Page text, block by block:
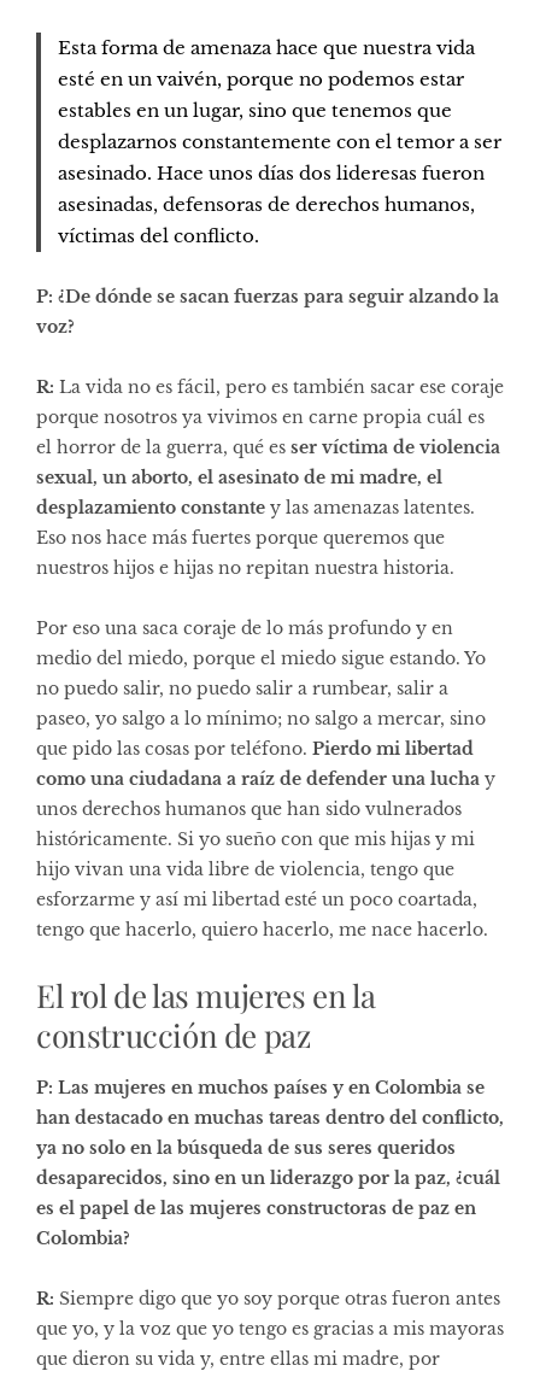
Esta forma de amenaza hace que nuestra vida
esté en un vaivén, porque no podemos estar
estables en un lugar, sino que tenemos que
desplazarnos constantemente con el temor a ser
asesinado. Hace unos días dos lideresas fueron
asesinadas, defensoras de derechos humanos,
víctimas del conflicto.
P: ¿De dónde se sacan fuerzas para seguir alzando la
voz?
R: La vida no es fácil, pero es también sacar ese coraje
porque nosotros ya vivimos en carne propia cuál es
el horror de la guerra, qué es ser víctima de violencia
sexual, un aborto, el asesinato de mi madre, el
desplazamiento constante y las amenazas latentes.
Eso nos hace más fuertes porque queremos que
nuestros hijos e hijas no repitan nuestra historia.
Por eso una saca coraje de lo más profundo y en
medio del miedo, porque el miedo sigue estando. Yo
no puedo salir, no puedo salir a rumbear, salir a
paseo, yo salgo a lo mínimo; no salgo a mercar, sino
que pido las cosas por teléfono. Pierdo mi libertad
como una ciudadana a raíz de defender una lucha y
unos derechos humanos que han sido vulnerados
históricamente. Si yo sueño con que mis hijas y mi
hijo vivan una vida libre de violencia, tengo que
esforzarme y así mi libertad esté un poco coartada,
tengo que hacerlo, quiero hacerlo, me nace hacerlo.
El rol de las mujeres en la
construcción de paz
P: Las mujeres en muchos países y en Colombia se
han destacado en muchas tareas dentro del conflicto,
ya no solo en la búsqueda de sus seres queridos
desaparecidos, sino en un liderazgo por la paz, ¿cuál
es el papel de las mujeres constructoras de paz en
Colombia?
R: Siempre digo que yo soy porque otras fueron antes
que yo, y la voz que yo tengo es gracias a mis mayoras
que dieron su vida y, entre ellas mi madre, por